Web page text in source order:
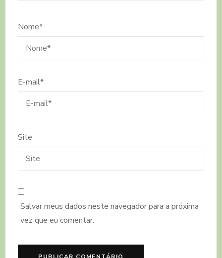
Nome*
E-mail*
Site
Salvar meus dados neste navegador para a próxima
vez que eu comentar.